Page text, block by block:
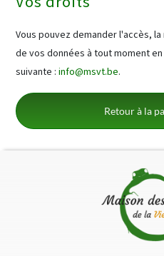
Vous pouvez demander l'accès,
de vos données à tout moment
suivante :info@msvt.be.
Retour à la